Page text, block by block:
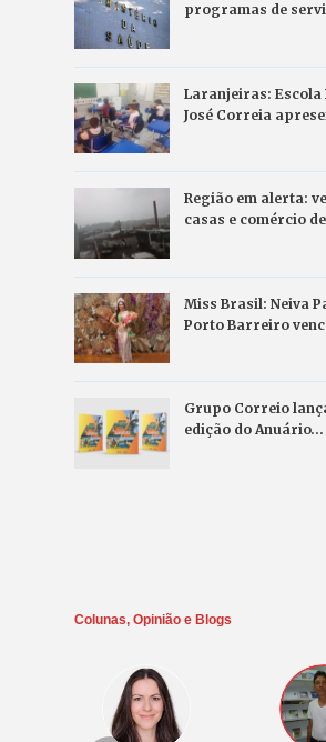
programas de
Laranjeiras: Escola
José Correia
Região em alerta:
casas e comércio
Miss Brasil: Neiva
Porto Barreiro
Grupo Correio
edição do Anuário…
Colunas, Opinião e Blogs